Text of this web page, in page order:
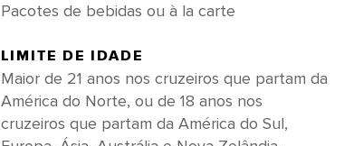
Pacotes de bebidas ou à la carte
LIMITE DE IDADE
Maior de 21 anos nos cruzeiros que partam da
América do Norte, ou de 18 anos nos
cruzeiros que partam da América do Sul,